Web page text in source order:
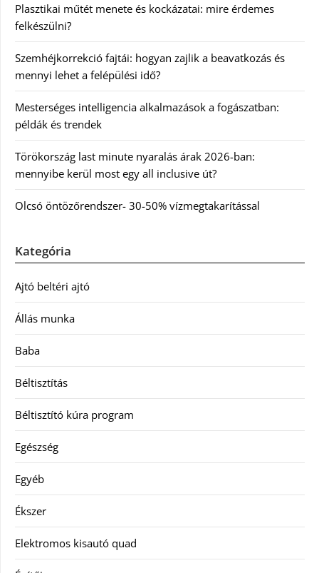
Plasztikai műtét menete és kockázatai: mire érdemes
felkészülni?
Szemhéjkorrekció fajtái: hogyan zajlik a beavatkozás és
mennyi lehet a felépülési idő?
Mesterséges intelligencia alkalmazások a fogászatban:
példák és trendek
Törökország last minute nyaralás árak 2026-ban:
mennyibe kerül most egy all inclusive út?
Olcsó öntözőrendszer- 30-50% vízmegtakarítással
Kategória
Ajtó beltéri ajtó
Állás munka
Baba
Béltisztítás
Béltisztító kúra program
Egészség
Egyéb
Ékszer
Elektromos kisautó quad